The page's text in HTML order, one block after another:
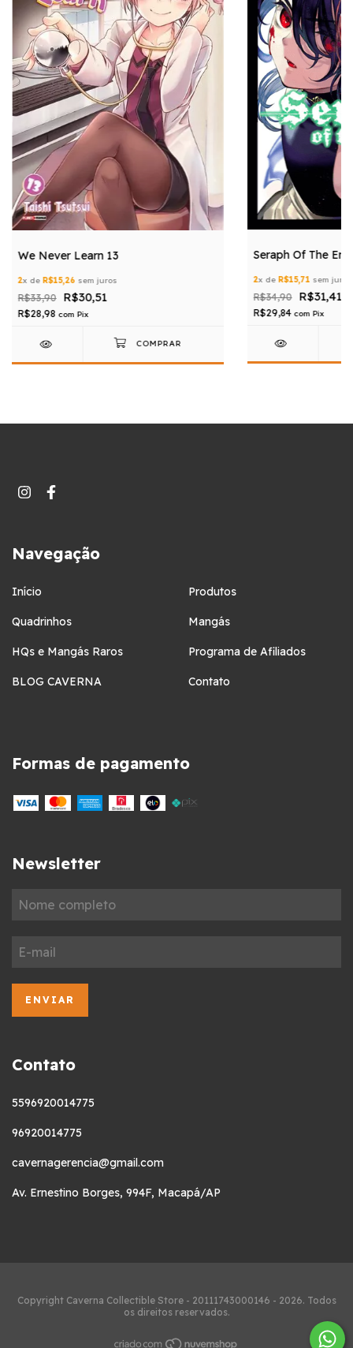
We Never Learn 13
2x de R$15,26 sem juros
R$33,90 R$30,51
R$28,98 com Pix
Seraph Of The
2x de R$15,71 sem juros
R$34,90 R$31,41
R$29,84 com Pix
Navegação
Início Produtos
Quadrinhos Mangás
HQs e Mangás Raros Programa de Afiliados
BLOG CAVERNA Contato
Formas de pagamento
Newsletter
Contato
5596920014775
96920014775
cavernagerencia@gmail.com
Av. Ernestino Borges, 994F, Macapá/AP
Copyright Caverna Collectible Store - 20111743000146 - 2026. Todos
os direitos reservados.